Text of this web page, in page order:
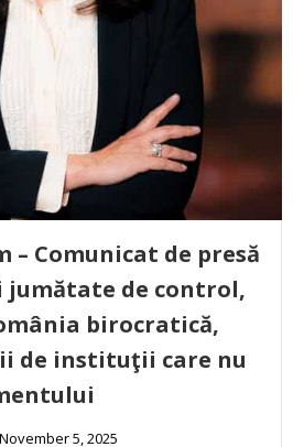
– Comunicat de presă
jumătate de control,
birocratică,
de instituţii care nu
November 5, 2025